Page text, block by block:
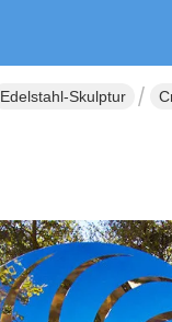
Edelstahl-Skulptur